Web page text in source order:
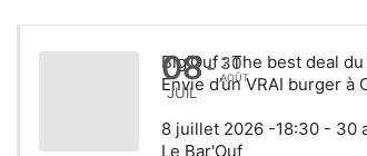
08
JUIL
- 30
AOÛT
Big’Ouf : The best deal
Envie d’un VRAI burger
8 juillet 2026 -18:30 - 30
Le Bar'Ouf